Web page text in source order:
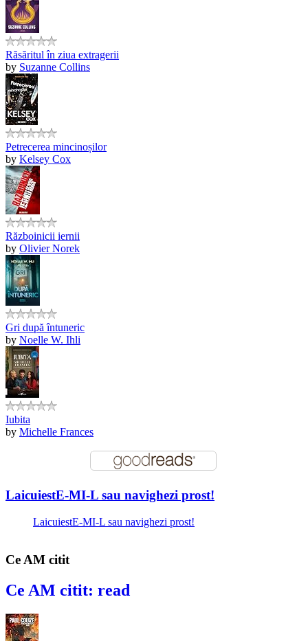
Răsăritul în ziua extragerii
by Suzanne Collins
Petrecerea mincinoșilor
by Kelsey Cox
Războinicii iernii
by Olivier Norek
Gri după întuneric
by Noelle W. Ihli
Iubita
by Michelle Frances
LaicuiestE-MI-L sau navighezi prost!
LaicuiestE-MI-L sau navighezi prost!
Ce AM citit
Ce AM citit: read